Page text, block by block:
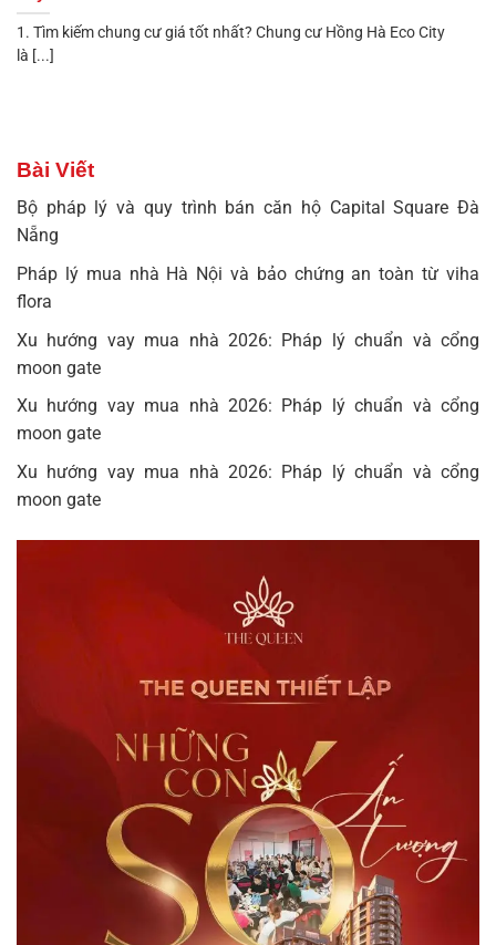
1. Tìm kiếm chung cư giá tốt nhất? Chung cư Hồng Hà Eco City
là [...]
Bài Viết
Bộ pháp lý và quy trình bán căn hộ Capital Square Đà
Nẵng
Pháp lý mua nhà Hà Nội và bảo chứng an toàn từ viha
flora
Xu hướng vay mua nhà 2026: Pháp lý chuẩn và cổng
moon gate
Xu hướng vay mua nhà 2026: Pháp lý chuẩn và cổng
moon gate
Xu hướng vay mua nhà 2026: Pháp lý chuẩn và cổng
moon gate